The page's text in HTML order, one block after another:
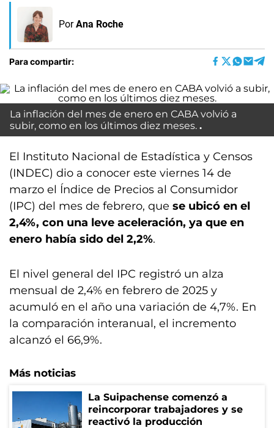
Por Ana Roche
Para compartir:
La inflación del mes de enero en CABA volvió a
subir, como en los últimos diez meses.
El Instituto Nacional de Estadística y Censos
(INDEC) dio a conocer este viernes 14 de
marzo el Índice de Precios al Consumidor
(IPC) del mes de febrero, que se ubicó en el
2,4%, con una leve aceleración, ya que en
enero había sido del 2,2%.
El nivel general del IPC registró un alza
mensual de 2,4% en febrero de 2025 y
acumuló en el año una variación de 4,7%. En
la comparación interanual, el incremento
alcanzó el 66,9%.
Más noticias
La Suipachense comenzó a
reincorporar trabajadores y se
reactivó la producción